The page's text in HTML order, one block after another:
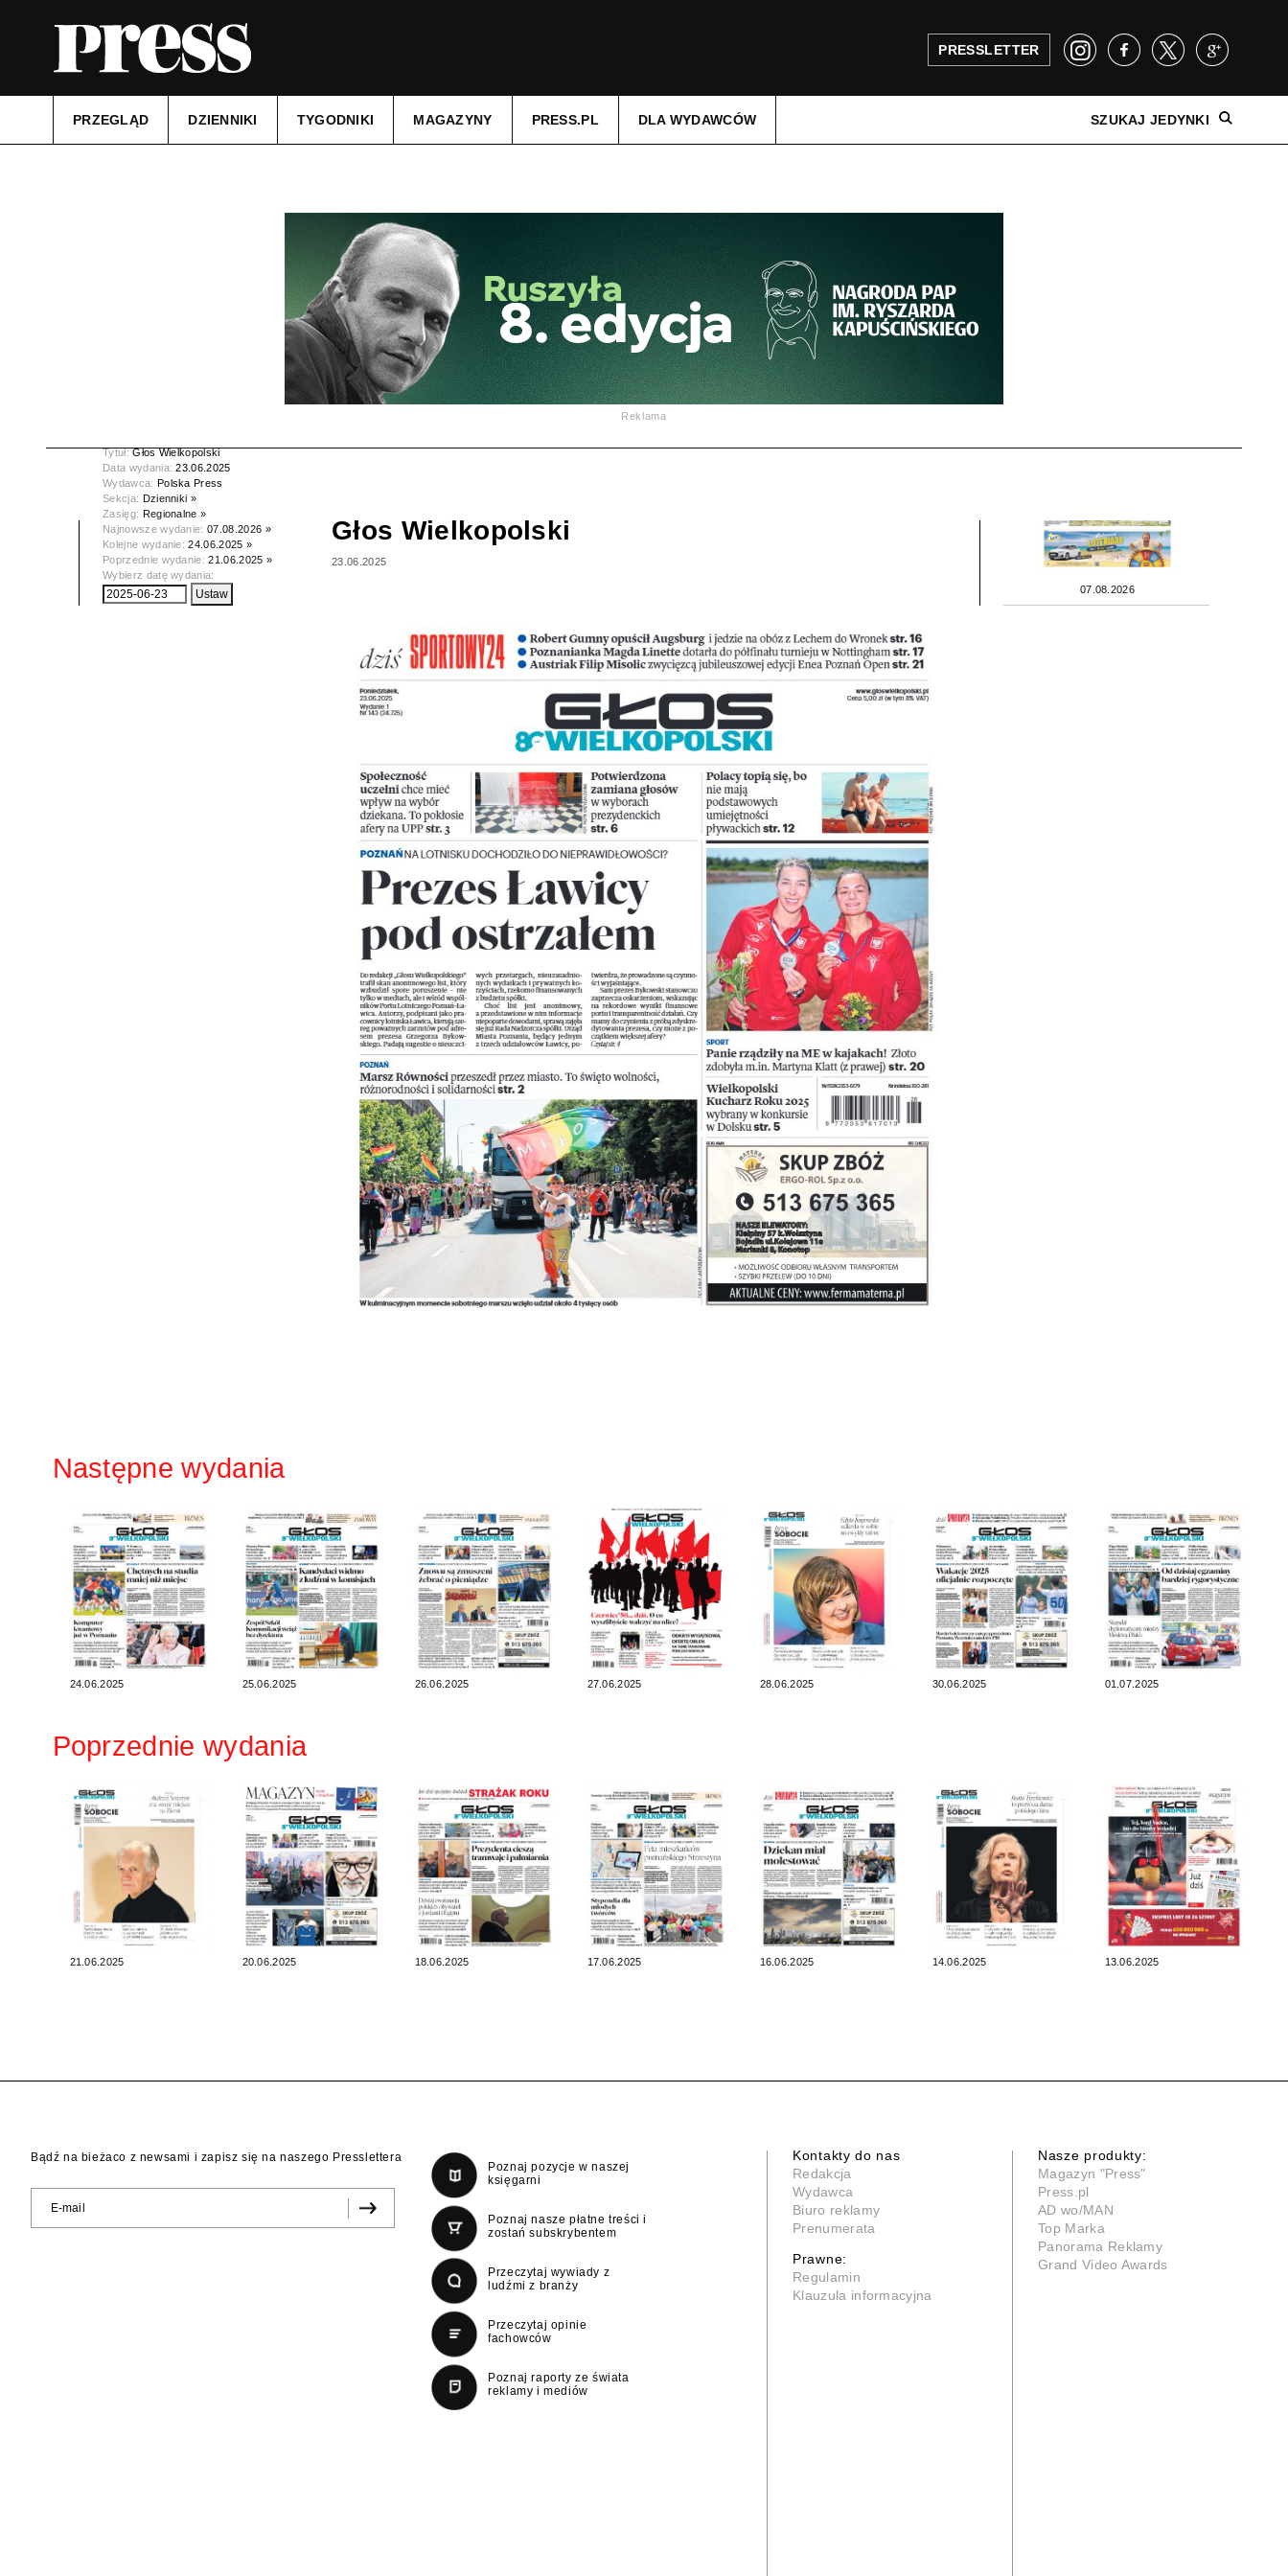
PRESSLETTER
PRZEGLĄD DZIENNIKI TYGODNIKI MAGAZYNY PRESS.PL DLA WYDAWCÓW SZUKAJ JEDYNKI
Reklama
Tytuł:Głos Wielkopolski
Data wydania:23.06.2025
Wydawca: Polska Press
Sekcja: Dzienniki »
Zasięg: Regionalne »
Najnowsze wydanie:07.08.2026 »
Kolejne wydanie:24.06.2025 »
Poprzednie wydanie:21.06.2025 »
Wybierz datę wydania:
Głos Wielkopolski
23.06.2025
07.08.2026
Następne wydania
24.06.2025 25.06.2025 26.06.2025 27.06.2025 28.06.2025 30.06.2025 01.07.2025
Poprzednie wydania
21.06.2025 20.06.2025 18.06.2025 17.06.2025 16.06.2025 14.06.2025 13.06.2025
Bądź na bieżaco z newsami i zapisz się na naszego Presslettera
Poznaj pozycje w naszej
księgarni
Poznaj nasze płatne treści i
zostań subskrybentem
Przeczytaj wywiady z
ludźmi z branży
Przeczytaj opinie
fachowców
Poznaj raporty ze świata
reklamy i mediów
Kontakty do nas
Redakcja
Wydawca
Biuro reklamy
Prenumerata
Prawne:
Regulamin
Klauzula informacyjna
Nasze produkty:
Magazyn "Press"
Press.pl
AD wo/MAN
Top Marka
Panorama Reklamy
Grand Video Awards